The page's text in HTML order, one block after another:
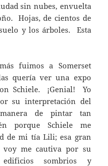
sin nubes, envuelta
Hojas, de cientos de
y los árboles. Esta
fuimos a Somerset
quería ver una expo
Schiele. ¡Genial! Yo
su interpretación del
de pintar tan
porque Schiele me
de mi tía Lili; esa gran
voy me cautiva por su
sombrios y